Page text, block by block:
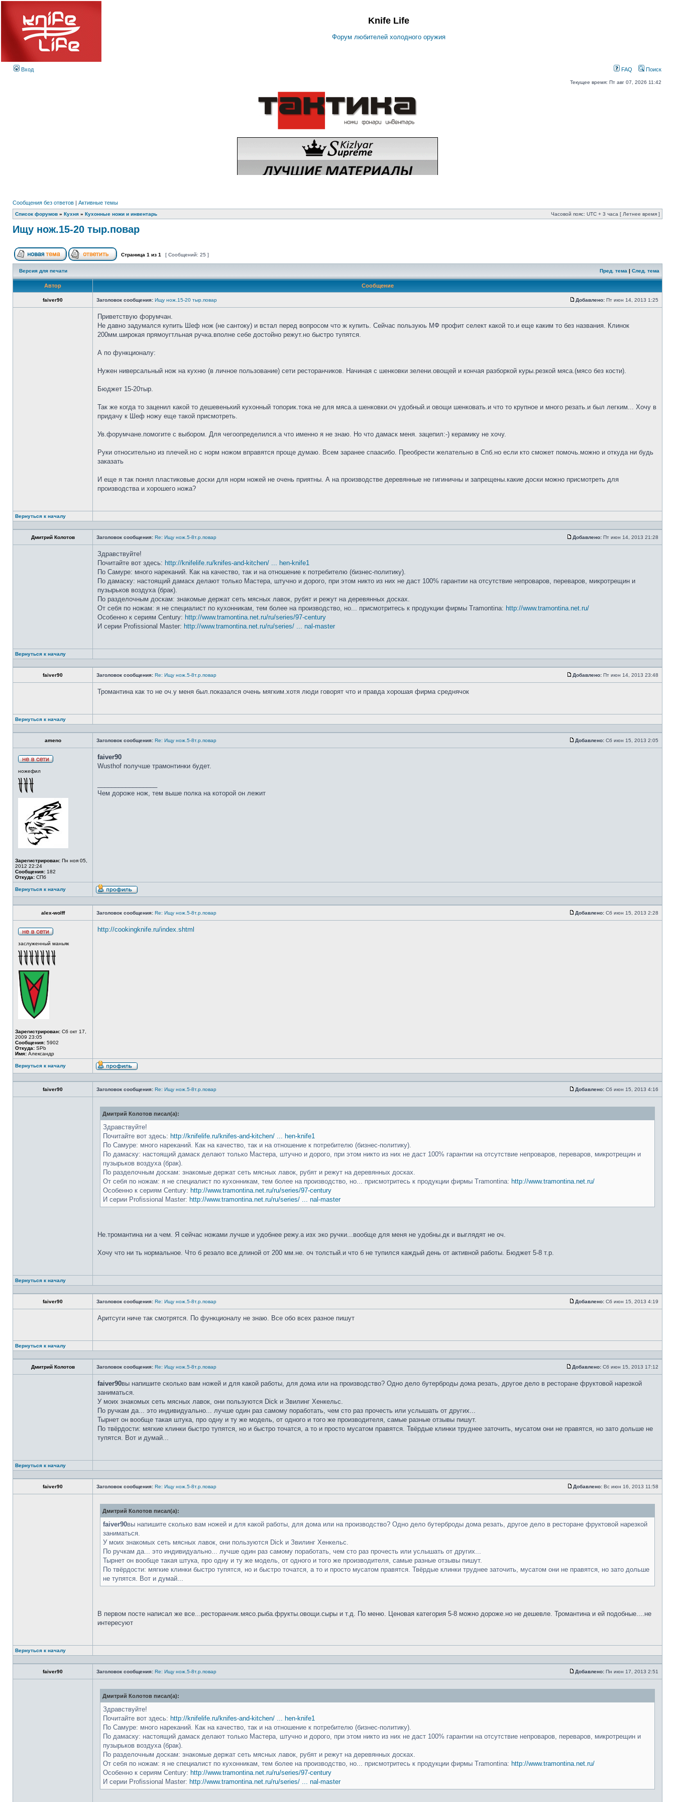
Knife Life
Форум любителей холодного оружия
Вход FAQ Поиск
Текущее время: Пт авг 07, 2026 11:42
Сообщения без ответов | Активные темы
Список форумов » Кухня » Кухонные ножи и инвентарь Часовой пояс: UTC + 3 часа [ Летнее время ]
Ищу нож.15-20 тыр.повар
Страница 1 из 1 [ Сообщений: 25 ]
Версия для печати Пред. тема | След. тема
Автор Сообщение
faiver90 Заголовок сообщения: Ищу нож.15-20 тыр.повар Добавлено: Пт июн 14, 2013 1:25
Приветствую форумчан.
Не давно задумался купить Шеф нож (не сантоку) и встал перед вопросом что ж купить. Сейчас пользуюь МФ профит селект какой то.и еще каким то без названия. Клинок
200мм.широкая прямоугтльная ручка.вполне себе достойно режут.но быстро тупятся.
А по функционалу:
Нужен ниверсальный нож на кухню (в личное пользование) сети ресторанчиков. Начиная с шенковки зелени.овощей и кончая разборкой куры.резкой мяса.(мясо без кости).
Бюджет 15-20тыр.
Так же когда то заценил какой то дешевенький кухонный топорик.тока не для мяса.а шенковки.оч удобный.и овощи шенковать.и что то крупное и много резать.и был легким... Хочу в
придачу к Шеф ножу еще такой присмотреть.
Ув.форумчане.помогите с выбором. Для чегоопределился.а что именно я не знаю. Но что дамаск меня. зацепил:-) керамику не хочу.
Руки относительно из плечей.но с норм ножом вправятся проще думаю. Всем заранее спаасибо. Преобрести желательно в Спб.но если кто сможет помочь.можно и откуда ни будь
заказать
И еще я так понял пластиковые доски для норм ножей не очень приятны. А на производстве деревянные не гигиничны и запрещены.какие доски можно присмотреть для
производства и хорошего ножа?
Вернуться к началу
Дмитрий Колотов Заголовок сообщения: Re: Ищу нож.5-8т.р.повар Добавлено: Пт июн 14, 2013 21:28
Здравствуйте!
Почитайте вот здесь: http://knifelife.ru/knifes-and-kitchen/ ... hen-knife1
По Самуре: много нареканий. Как на качество, так и на отношение к потребителю (бизнес-политику).
По дамаску: настоящий дамаск делают только Мастера, штучно и дорого, при этом никто из них не даст 100% гарантии на отсутствие непроваров, переваров, микротрещин и
пузырьков воздуха (брак).
По разделочным доскам: знакомые держат сеть мясных лавок, рубят и режут на деревянных досках.
От себя по ножам: я не специалист по кухонникам, тем более на производство, но... присмотритесь к продукции фирмы Tramontina: http://www.tramontina.net.ru/
Особенно к сериям Century: http://www.tramontina.net.ru/ru/series/97-century
И серии Profissional Master: http://www.tramontina.net.ru/ru/series/ ... nal-master
Вернуться к началу
faiver90 Заголовок сообщения: Re: Ищу нож.5-8т.р.повар Добавлено: Пт июн 14, 2013 23:48
Тромантина как то не оч.у меня был.показался очень мягким.хотя люди говорят что и правда хорошая фирма среднячок
Вернуться к началу
ameno Заголовок сообщения: Re: Ищу нож.5-8т.р.повар Добавлено: Сб июн 15, 2013 2:05
ножефил
Зарегистрирован: Пн ноя 05,
2012 22:24
Сообщения: 182
Откуда: СПб
faiver90
Wusthof получше трамонтинки будет.
Чем дороже нож, тем выше полка на которой он лежит
Вернуться к началу
alex-wolff Заголовок сообщения: Re: Ищу нож.5-8т.р.повар Добавлено: Сб июн 15, 2013 2:28
заслуженный маньяк
Зарегистрирован: Сб окт 17,
2009 23:05
Сообщения: 5902
Откуда: SPb
Имя: Александр
http://cookingknife.ru/index.shtml
Вернуться к началу
faiver90 Заголовок сообщения: Re: Ищу нож.5-8т.р.повар Добавлено: Сб июн 15, 2013 4:16
Дмитрий Колотов писал(а):
Здравствуйте!
Почитайте вот здесь: http://knifelife.ru/knifes-and-kitchen/ ... hen-knife1
По Самуре: много нареканий. Как на качество, так и на отношение к потребителю (бизнес-политику).
По дамаску: настоящий дамаск делают только Мастера, штучно и дорого, при этом никто из них не даст 100% гарантии на отсутствие непроваров, переваров, микротрещин и
пузырьков воздуха (брак).
По разделочным доскам: знакомые держат сеть мясных лавок, рубят и режут на деревянных досках.
От себя по ножам: я не специалист по кухонникам, тем более на производство, но... присмотритесь к продукции фирмы Tramontina: http://www.tramontina.net.ru/
Особенно к сериям Century: http://www.tramontina.net.ru/ru/series/97-century
И серии Profissional Master: http://www.tramontina.net.ru/ru/series/ ... nal-master
Не.тромантина ни а чем. Я сейчас ножами лучше и удобнее режу.а изх эко ручки...вообще для меня не удобны.дк и выглядят не оч.
Хочу что ни ть нормальное. Что б резало все.длиной от 200 мм.не. оч толстый.и что б не тупился каждый день от активной работы. Бюджет 5-8 т.р.
Вернуться к началу
faiver90 Заголовок сообщения: Re: Ищу нож.5-8т.р.повар Добавлено: Сб июн 15, 2013 4:19
Аритсуги ниче так смотрятся. По функционалу не знаю. Все обо всех разное пишут
Вернуться к началу
Дмитрий Колотов Заголовок сообщения: Re: Ищу нож.5-8т.р.повар Добавлено: Сб июн 15, 2013 17:12
faiver90вы напишите сколько вам ножей и для какой работы, для дома или на производство? Одно дело бутерброды дома резать, другое дело в ресторане фруктовой нарезкой
заниматься.
У моих знакомых сеть мясных лавок, они пользуются Dick и Звилинг Хенкельс.
По ручкам да... это индивидуально... лучше один раз самому поработать, чем сто раз прочесть или услышать от других...
Тырнет он вообще такая штука, про одну и ту же модель, от одного и того же производителя, самые разные отзывы пишут.
По твёрдости: мягкие клинки быстро тупятся, но и быстро точатся, а то и просто мусатом правятся. Твёрдые клинки труднее заточить, мусатом они не правятся, но зато дольше не
тупятся. Вот и думай...
Вернуться к началу
faiver90 Заголовок сообщения: Re: Ищу нож.5-8т.р.повар Добавлено: Вс июн 16, 2013 11:58
Дмитрий Колотов писал(а):
faiver90вы напишите сколько вам ножей и для какой работы, для дома или на производство? Одно дело бутерброды дома резать, другое дело в ресторане фруктовой нарезкой
заниматься.
У моих знакомых сеть мясных лавок, они пользуются Dick и Звилинг Хенкельс.
По ручкам да... это индивидуально... лучше один раз самому поработать, чем сто раз прочесть или услышать от других...
Тырнет он вообще такая штука, про одну и ту же модель, от одного и того же производителя, самые разные отзывы пишут.
По твёрдости: мягкие клинки быстро тупятся, но и быстро точатся, а то и просто мусатом правятся. Твёрдые клинки труднее заточить, мусатом они не правятся, но зато дольше
не тупятся. Вот и думай...
В первом посте написал же все...ресторанчик.мясо.рыба.фрукты.овощи.сыры и т.д. По меню. Ценовая категория 5-8 можно дороже.но не дешевле. Тромантина и ей подобные....не
интересуют
Вернуться к началу
faiver90 Заголовок сообщения: Re: Ищу нож.5-8т.р.повар Добавлено: Пн июн 17, 2013 2:51
Дмитрий Колотов писал(а):
Здравствуйте!
Почитайте вот здесь: http://knifelife.ru/knifes-and-kitchen/ ... hen-knife1
По Самуре: много нареканий. Как на качество, так и на отношение к потребителю (бизнес-политику).
По дамаску: настоящий дамаск делают только Мастера, штучно и дорого, при этом никто из них не даст 100% гарантии на отсутствие непроваров, переваров, микротрещин и
пузырьков воздуха (брак).
По разделочным доскам: знакомые держат сеть мясных лавок, рубят и режут на деревянных досках.
От себя по ножам: я не специалист по кухонникам, тем более на производство, но... присмотритесь к продукции фирмы Tramontina: http://www.tramontina.net.ru/
Особенно к сериям Century: http://www.tramontina.net.ru/ru/series/97-century
И серии Profissional Master: http://www.tramontina.net.ru/ru/series/ ... nal-master